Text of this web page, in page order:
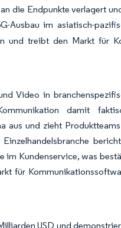
die Endpunkte verlagert
Ausbau im asiatisch-
und treibt den Markt für
Video in
damit
aus und zieht
im Kundenservice, was
für
USD und